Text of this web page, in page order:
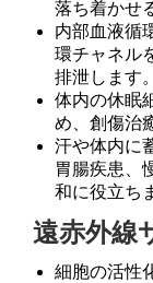
落ち着かせ
内部血液循
環チャネル
排泄します。
体内の休眠
め、創傷治
汗や体内に
胃腸疾患、
和に役立ち
遠赤外線
細胞の活性